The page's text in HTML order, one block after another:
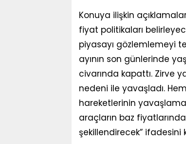
Konuya ilişkin
fiyat politikaları
piyasayı gözlemlemeyi
ayının son günlerinde
civarında kapattı. Zirve
nedeni ile yavaşladı.
hareketlerinin
araçların baz
şekillendirecek” ifadesini